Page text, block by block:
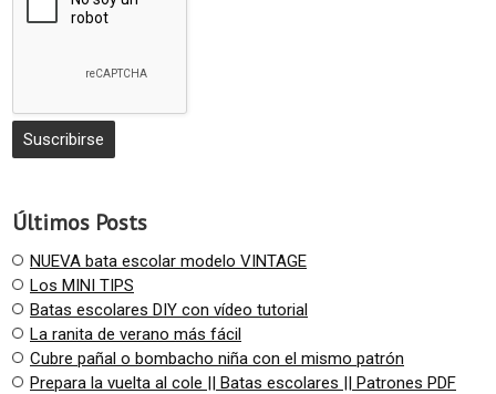
Últimos Posts
NUEVA bata escolar modelo VINTAGE
Los MINI TIPS
Batas escolares DIY con vídeo tutorial
La ranita de verano más fácil
Cubre pañal o bombacho niña con el mismo patrón
Prepara la vuelta al cole || Batas escolares || Patrones PDF